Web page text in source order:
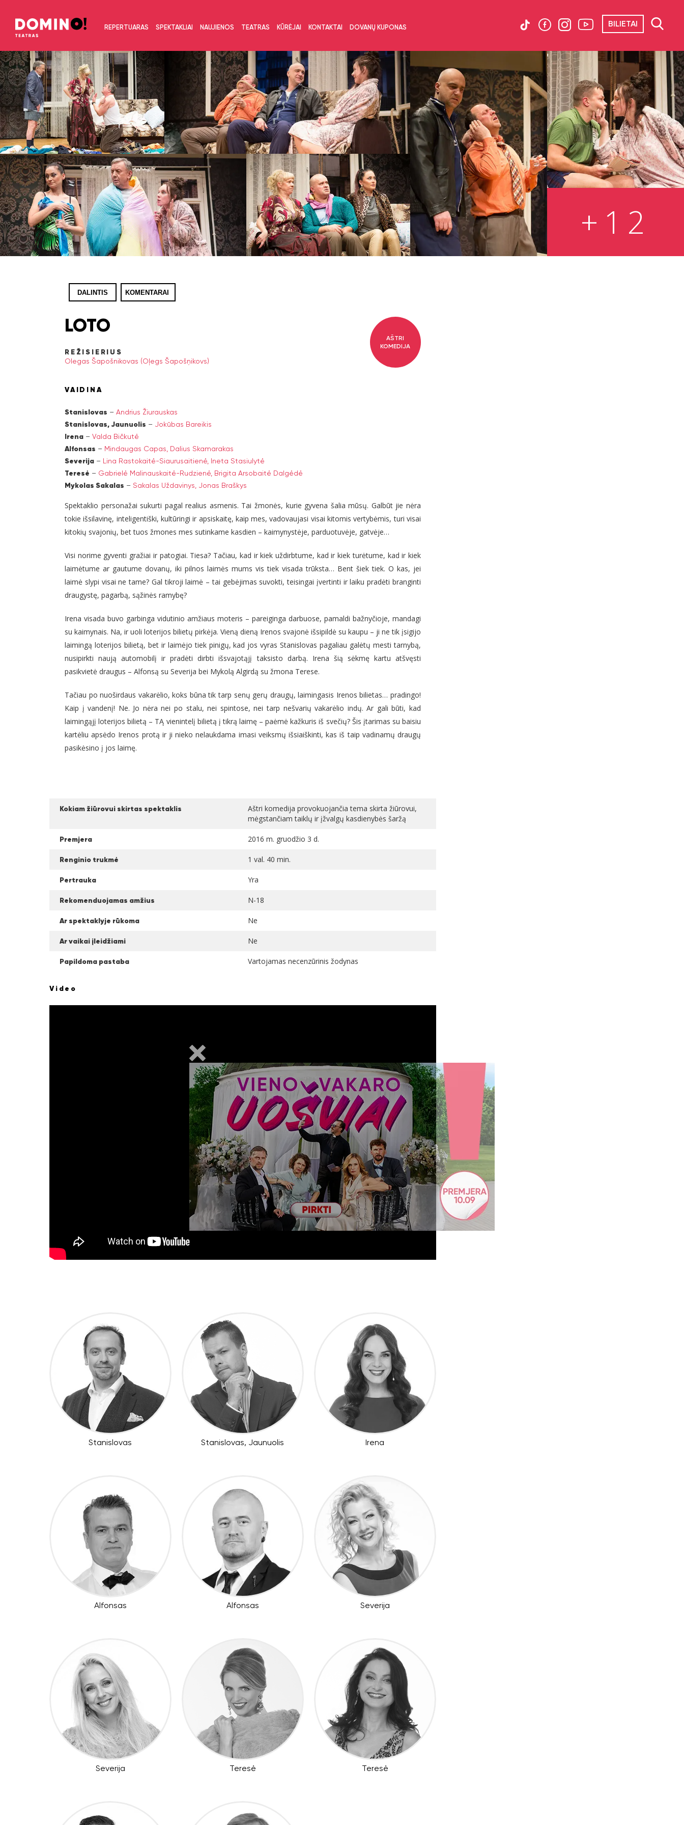
BILIETAI
REPERTUARAS SPEKTAKLIAI NAUJIENOS TEATRAS KŪRĖJAI KONTAKTAI DOVANŲ KUPONAS
+12
DALINTIS KOMENTARAI
LOTO
REŽISIERIUS
Olegas Šapošnikovas (Oļegs Šapošņikovs)
VAIDINA
Stanislovas – Andrius Žiurauskas
Stanislovas, Jaunuolis – Jokūbas Bareikis
Irena – Valda Bičkutė
Alfonsas – Mindaugas Capas, Dalius Skamarakas
Severija – Lina Rastokaitė-Siaurusaitienė, Ineta Stasiulytė
Teresė – Gabrielė Malinauskaitė-Rudzienė, Brigita Arsobaitė Dalgėdė
Mykolas Sakalas – Sakalas Uždavinys, Jonas Braškys
AŠTRI
KOMEDIJA
Spektaklio personažai sukurti pagal realius asmenis. Tai žmonės, kurie gyvena šalia mūsų. Galbūt jie nėra
tokie išsilavinę, inteligentiški, kultūringi ir apsiskaitę, kaip mes, vadovaujasi visai kitomis vertybėmis, turi visai
kitokių svajonių, bet tuos žmones mes sutinkame kasdien – kaimynystėje, parduotuvėje, gatvėje…
Visi norime gyventi gražiai ir patogiai. Tiesa? Tačiau, kad ir kiek uždirbtume, kad ir kiek turėtume, kad ir kiek
laimėtume ar gautume dovanų, iki pilnos laimės mums vis tiek visada trūksta… Bent šiek tiek. O kas, jei
laimė slypi visai ne tame? Gal tikroji laimė – tai gebėjimas suvokti, teisingai įvertinti ir laiku pradėti branginti
draugystę, pagarbą, sąžinės ramybę?
Irena visada buvo garbinga vidutinio amžiaus moteris – pareiginga darbuose, pamaldi bažnyčioje, mandagi
su kaimynais. Na, ir uoli loterijos bilietų pirkėja. Vieną dieną Irenos svajonė išsipildė su kaupu – ji ne tik įsigijo
laimingą loterijos bilietą, bet ir laimėjo tiek pinigų, kad jos vyras Stanislovas pagaliau galėtų mesti tarnybą,
nusipirkti naują automobilį ir pradėti dirbti išsvajotąjį taksisto darbą. Irena šią sėkmę kartu atšvęsti
pasikvietė draugus – Alfonsą su Severija bei Mykolą Algirdą su žmona Terese.
Tačiau po nuoširdaus vakarėlio, koks būna tik tarp senų gerų draugų, laimingasis Irenos bilietas… pradingo!
Kaip į vandenį! Ne. Jo nėra nei po stalu, nei spintose, nei tarp nešvarių vakarėlio indų. Ar gali būti, kad
laimingąjį loterijos bilietą – TĄ vienintelį bilietą į tikrą laimę – paėmė kažkuris iš svečių? Šis įtarimas su baisiu
kartėliu apsėdo Irenos protą ir ji nieko nelaukdama imasi veiksmų išsiaiškinti, kas iš taip vadinamų draugų
pasikėsino į jos laimę.
Kokiam žiūrovui skirtas spektaklis
Aštri komedija provokuojančia tema skirta žiūrovui,
mėgstančiam taiklų ir įžvalgų kasdienybės šaržą
Premjera 2016 m. gruodžio 3 d.
Renginio trukmė 1 val. 40 min.
Pertrauka Yra
Rekomenduojamas amžius N-18
Ar spektaklyje rūkoma Ne
Ar vaikai įleidžiami Ne
Papildoma pastaba Vartojamas necenzūrinis žodynas
Video
Stanislovas Stanislovas, Jaunuolis Irena
Alfonsas Alfonsas Severija
Severija Teresė Teresė